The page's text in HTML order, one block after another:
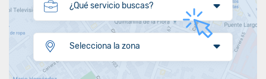
¿Qué servicio buscas?
Selecciona la zona